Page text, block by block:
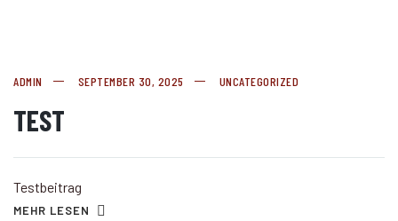
ADMIN SEPTEMBER 30, 2025 UNCATEGORIZED
TEST
Testbeitrag
MEHR LESEN